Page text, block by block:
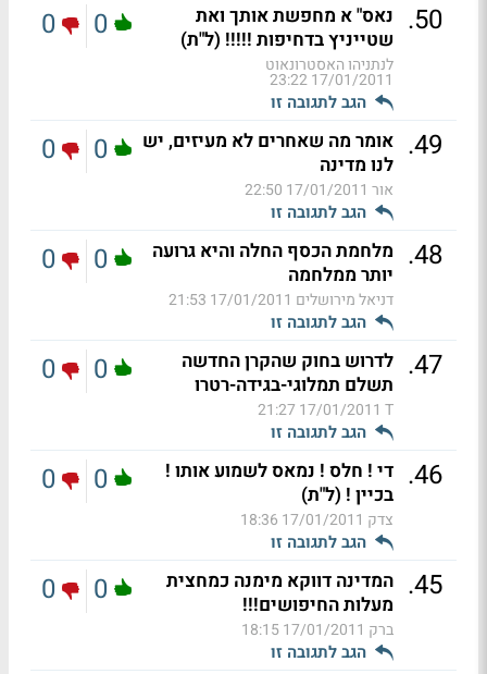
50
. נאס" א מחפשת אותך ואת
שטייניץ בדחיפות !!!!! (ל"ת)
לנתניהו האסטרונאוט
17/01/2011 23:22
הגב לתגובה זו
0
0
49
. אומר מה שאחרים לא מעיזים, יש
לנו מדינה
אור 17/01/2011 22:50
הגב לתגובה זו
0
0
48
.
מלחמת הכסף החלה והיא גרועה
יותר ממלחמה
דניאל מירושלים 17/01/2011 21:53
הגב לתגובה זו
0
0
47
. לדרוש בחוק שהקרן החדשה
תשלם תמלוגי-בגידה-רטרו
T
17/01/2011 21:27
הגב לתגובה זו
0
0
46
. די ! חלס ! נמאס לשמוע אותו !
בכיין ! (ל"ת)
צדק 17/01/2011 18:36
הגב לתגובה זו
0
0
45
. המדינה דווקא מימנה כמחצית
מעלות החיפושים!!!
ברק 17/01/2011 18:15
הגב לתגובה זו
0
0